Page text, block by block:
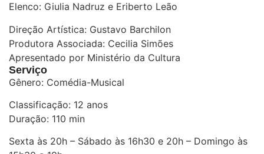
Elenco: Giulia Nadruz e Eriberto Leão
Direção Artística: Gustavo Barchilon
Produtora Associada: Cecilia Simões
Apresentado por Ministério da Cultura
Serviço
Gênero: Comédia-Musical
Classificação: 12 anos
Duração: 110 min
Sexta às 20h – Sábado às 16h30 e 20h – Domingo às